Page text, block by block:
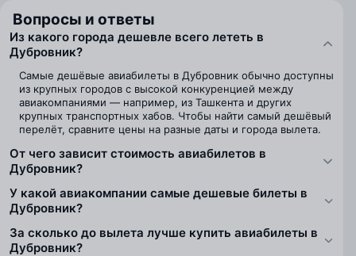
Вопросы и ответы
Из какого города дешевле всего лететь в
Дубровник?
Самые дешёвые авиабилеты в Дубровник обычно доступны
из крупных городов с высокой конкуренцией между
авиакомпаниями — например, из Ташкента и других
крупных транспортных хабов. Чтобы найти самый дешёвый
перелёт, сравните цены на разные даты и города вылета.
От чего зависит стоимость авиабилетов в
Дубровник?
У какой авиакомпании самые дешевые билеты в
Дубровник?
За сколько до вылета лучше купить авиабилеты в
Дубровник?